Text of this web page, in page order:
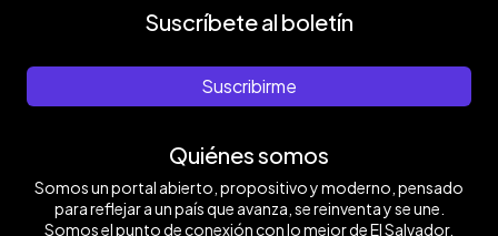
Suscríbete al boletín
Suscribirme
Quiénes somos
Somos un portal abierto, propositivo y moderno, pensado
para reflejar a un país que avanza, se reinventa y se une.
Somos el punto de conexión con lo mejor de El Salvador.